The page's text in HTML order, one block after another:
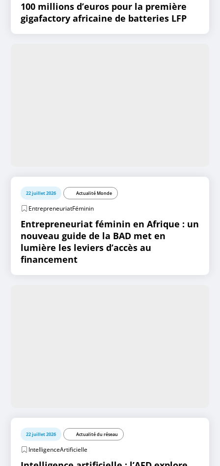
100 millions d’euros pour la première
gigafactory africaine de batteries LFP
22 juillet 2026 Actualité Monde
EntrepreneuriatFéminin
Entrepreneuriat féminin en Afrique : un
nouveau guide de la BAD met en
lumière les leviers d’accès au
financement
22 juillet 2026 Actualité du réseau
IntelligenceArtificielle